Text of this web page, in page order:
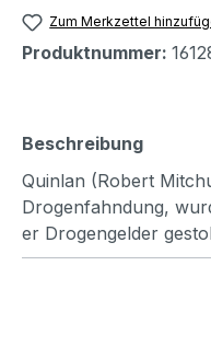
Zum Merkzettel
Produktnummer:
Beschreibung
Quinlan (Robert
Drogenfahndung,
er Drogengelder